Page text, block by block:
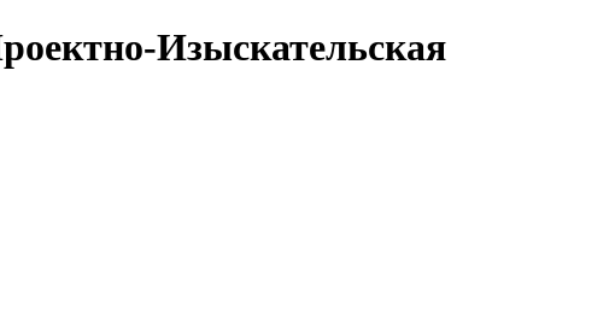
Изыскательская